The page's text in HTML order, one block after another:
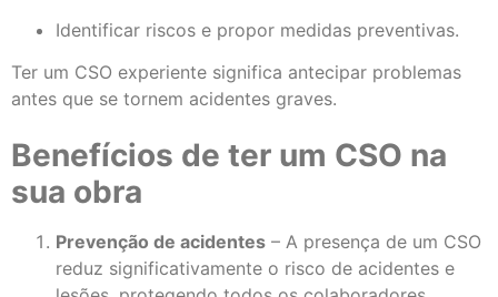
Identificar riscos e propor medidas preventivas.
Ter um CSO experiente significa antecipar problemas
antes que se tornem acidentes graves.
Benefícios de ter um CSO na
sua obra
Prevenção de acidentes – A presença de um CSO
reduz significativamente o risco de acidentes e